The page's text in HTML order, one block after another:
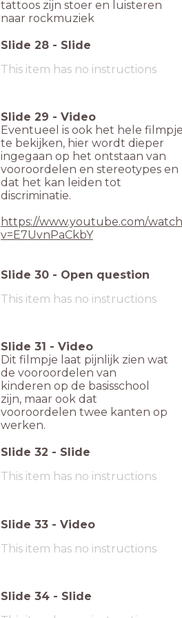
tattoos zijn stoer en luisteren
naar rockmuziek
Slide 28 - Slide
This item has no instructions
Slide 29 - Video
Eventueel is ook het hele
te bekijken, hier wordt dieper
ingegaan op het ontstaan van
vooroordelen en stereotypes en
dat het kan leiden tot
discriminatie.
https://www.youtube.com/
v=E7UvnPaCkbY
Slide 30 - Open question
This item has no instructions
Slide 31 - Video
Dit filmpje laat pijnlijk zien wat
de vooroordelen van
kinderen op de basisschool
zijn, maar ook dat
vooroordelen twee kanten op
werken.
Slide 32 - Slide
This item has no instructions
Slide 33 - Video
This item has no instructions
Slide 34 - Slide